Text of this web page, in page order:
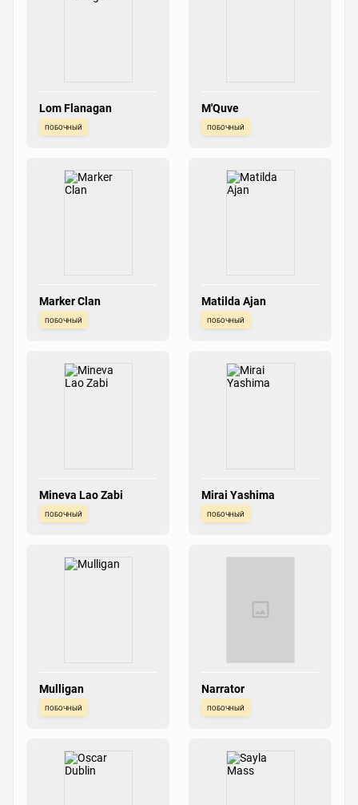
Lom Flanagan
побочный
M'Quve
побочный
Marker Clan
побочный
Matilda Ajan
побочный
Mineva Lao Zabi
побочный
Mirai Yashima
побочный
Mulligan
побочный
Narrator
побочный